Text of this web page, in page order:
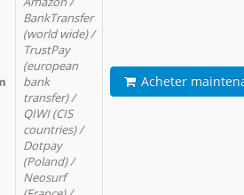
BankTransfer
(world wide) /
TrustPay
(european
bank
transfer) /
QIWI (CIS
countries) /
Dotpay
(Poland) /
Neosurf
Acheter